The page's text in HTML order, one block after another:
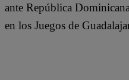
ante República
en los Juegos de